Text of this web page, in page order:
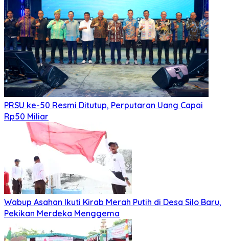
Mei 21, 2026Mei 21, 2026
SMSI dan ABPEDNAS Perkuat Sinergi Nasional untuk
Transparansi Pemerintahan Desa
Politik
Juli 30, 2026Juli 30, 2026
Diduga Langgar Kode Etik, Oknum ASN Pemko
Medan Diperiksa Inspektorat